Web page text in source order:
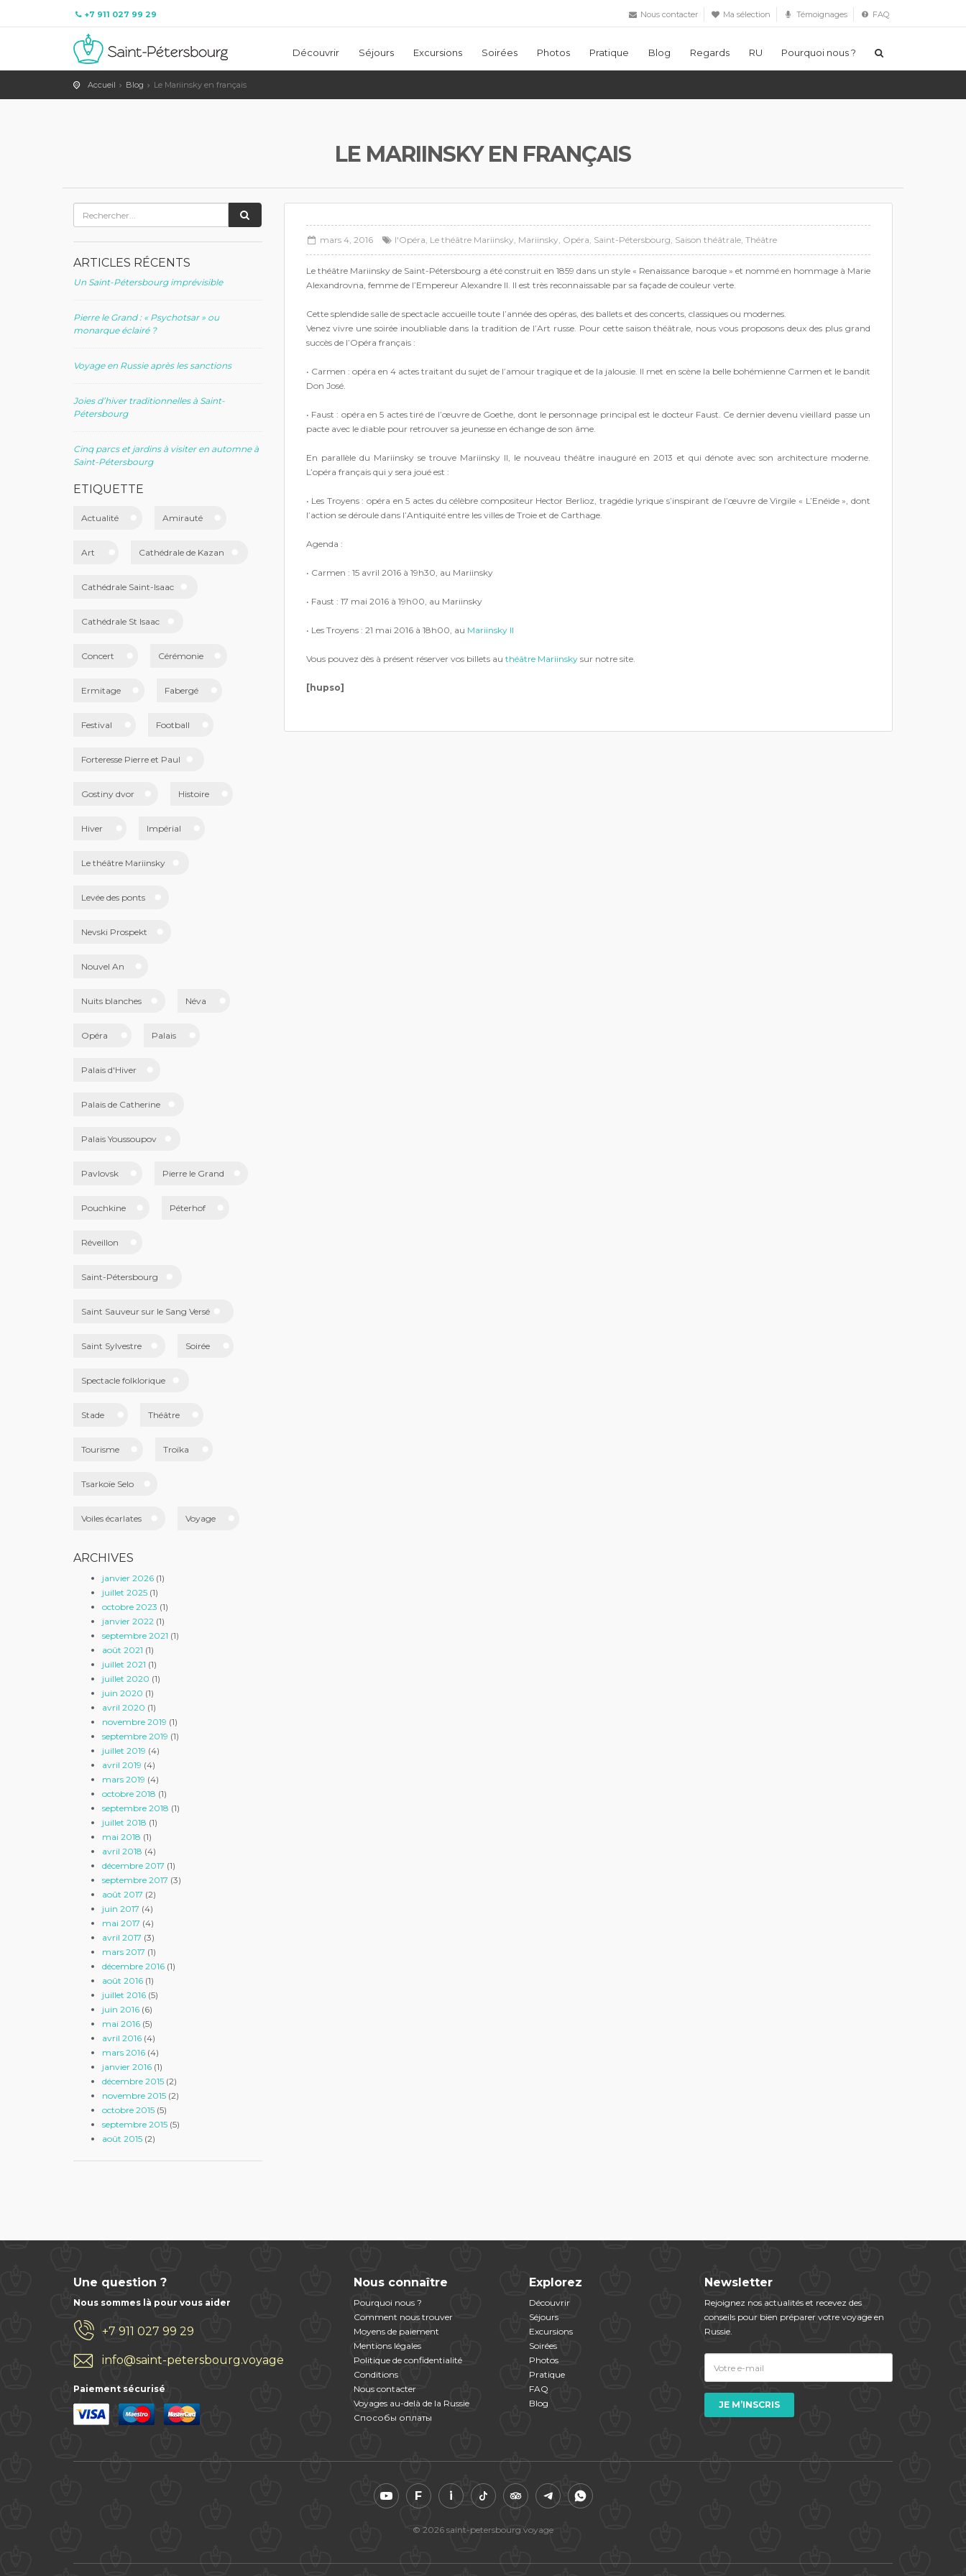
+7 911 027 99 29 Nous contacter Ma sélection Témoignages FAQ
Découvrir Séjours Excursions Soirées Photos Pratique Blog Regards RU Pourquoi nous ?
Accueil Blog Le Mariinsky en français
LE MARIINSKY EN FRANÇAIS
ARTICLES RÉCENTS
Un Saint-Pétersbourg imprévisible
Pierre le Grand : « Psychotsar » ou
monarque éclairé ?
Voyage en Russie après les sanctions
Joies d’hiver traditionnelles à Saint-
Pétersbourg
Cinq parcs et jardins à visiter en automne à
Saint-Pétersbourg
ETIQUETTE
Actualité Amirauté
Art Cathédrale de Kazan
Cathédrale Saint-Isaac
Cathédrale St Isaac
Concert Cérémonie
Ermitage Fabergé
Festival Football
Forteresse Pierre et Paul
Gostiny dvor Histoire
Hiver Impérial
Le théâtre Mariinsky
Levée des ponts
Nevski Prospekt
Nouvel An
Nuits blanches Néva
Opéra Palais
Palais d'Hiver
Palais de Catherine
Palais Youssoupov
Pavlovsk Pierre le Grand
Pouchkine Péterhof
Réveillon
Saint-Pétersbourg
Saint Sauveur sur le Sang Versé
Saint Sylvestre Soirée
Spectacle folklorique
Stade Théâtre
Tourisme Troïka
Tsarkoïe Selo
Voiles écarlates Voyage
ARCHIVES
janvier 2026 (1)
juillet 2025 (1)
octobre 2023 (1)
janvier 2022 (1)
septembre 2021 (1)
août 2021 (1)
juillet 2021 (1)
juillet 2020 (1)
juin 2020 (1)
avril 2020 (1)
novembre 2019 (1)
septembre 2019 (1)
juillet 2019 (4)
avril 2019 (4)
mars 2019 (4)
octobre 2018 (1)
septembre 2018 (1)
juillet 2018 (1)
mai 2018 (1)
avril 2018 (4)
décembre 2017 (1)
septembre 2017 (3)
août 2017 (2)
juin 2017 (4)
mai 2017 (4)
avril 2017 (3)
mars 2017 (1)
décembre 2016 (1)
août 2016 (1)
juillet 2016 (5)
juin 2016 (6)
mai 2016 (5)
avril 2016 (4)
mars 2016 (4)
janvier 2016 (1)
décembre 2015 (2)
novembre 2015 (2)
octobre 2015 (5)
septembre 2015 (5)
août 2015 (2)
mars 4, 2016 l'Opéra, Le théâtre Mariinsky, Mariinsky, Opéra, Saint-Pétersbourg, Saison théâtrale,Théâtre
Le théâtre Mariinsky de Saint-Pétersbourg a été construit en 1859 dans un style « Renaissance baroque » et nommé en hommage à Marie
Alexandrovna, femme de l’Empereur Alexandre II. Il est très reconnaissable par sa façade de couleur verte.
Cette splendide salle de spectacle accueille toute l’année des opéras, des ballets et des concerts, classiques ou modernes.
Venez vivre une soirée inoubliable dans la tradition de l’Art russe. Pour cette saison théâtrale, nous vous proposons deux des plus grand
succès de l’Opéra français :
• Carmen : opéra en 4 actes traitant du sujet de l’amour tragique et de la jalousie. Il met en scène la belle bohémienne Carmen et le bandit
Don José.
• Faust : opéra en 5 actes tiré de l’œuvre de Goethe, dont le personnage principal est le docteur Faust. Ce dernier devenu vieillard passe un
pacte avec le diable pour retrouver sa jeunesse en échange de son âme.
En parallèle du Mariinsky se trouve Mariinsky II, le nouveau théâtre inauguré en 2013 et qui dénote avec son architecture moderne.
L’opéra français qui y sera joué est :
• Les Troyens : opéra en 5 actes du célèbre compositeur Hector Berlioz, tragédie lyrique s’inspirant de l’œuvre de Virgile « L’Enéide », dont
l’action se déroule dans l’Antiquité entre les villes de Troie et de Carthage.
Agenda :
• Carmen : 15 avril 2016 à 19h30, au Mariinsky
• Faust : 17 mai 2016 à 19h00, au Mariinsky
• Les Troyens : 21 mai 2016 à 18h00, au Mariinsky II
Vous pouvez dès à présent réserver vos billets au théâtre Mariinskysur notre site.
[hupso]
Une question ?
Nous sommes là pour vous aider
+7 911 027 99 29
info@saint-petersbourg.voyage
Paiement sécurisé
Nous connaître
Pourquoi nous ?
Comment nous trouver
Moyens de paiement
Mentions légales
Politique de confidentialité
Conditions
Nous contacter
Voyages au-delà de la Russie
Способы оплаты
Explorez
Découvrir
Séjours
Excursions
Soirées
Photos
Pratique
FAQ
Blog
Newsletter
Rejoignez nos actualités et​ ​recevez des
conseils pour bien préparer votre voyage en
Russie.
F i
© 2026 saint-petersbourg.voyage